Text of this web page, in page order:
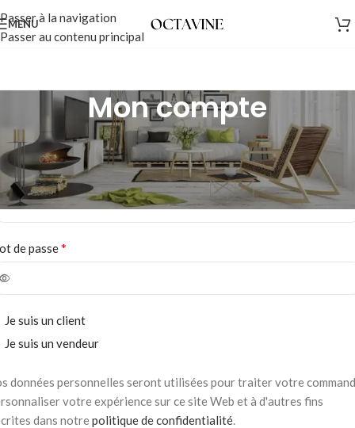
Passer à la navigation
Passer au contenu principal
MENU
Mon compte
e-mail*
de passe*
Je suis un client
Je suis un vendeur
données personnelles seront utilisées pour traiter votre
votre expérience sur ce site Web et à d'autres fins
dans notrepolitique de confidentialité.